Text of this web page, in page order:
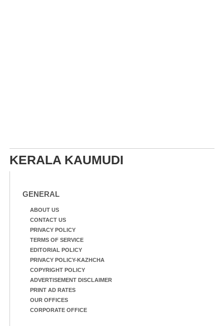
KERALA KAUMUDI
GENERAL
ABOUT US
CONTACT US
PRIVACY POLICY
TERMS OF SERVICE
EDITORIAL POLICY
PRIVACY POLICY-KAZHCHA
COPYRIGHT POLICY
ADVERTISEMENT DISCLAIMER
PRINT AD RATES
OUR OFFICES
CORPORATE OFFICE